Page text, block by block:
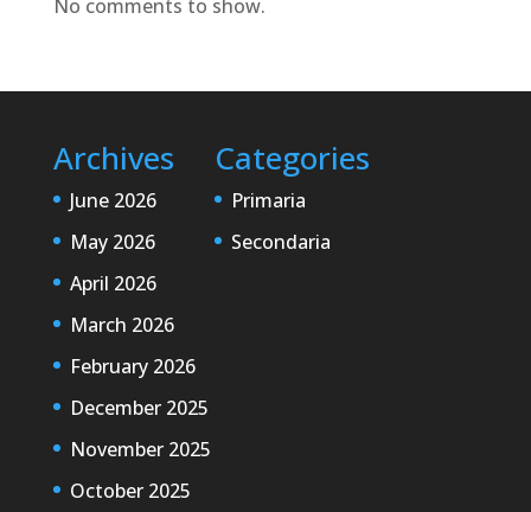
No comments to show.
Archives
June 2026
May 2026
April 2026
March 2026
February 2026
December 2025
November 2025
October 2025
Categories
Primaria
Secondaria